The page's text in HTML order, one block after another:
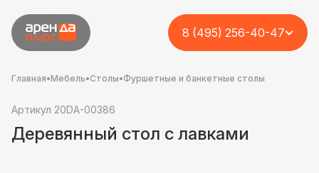
8 (495) 256-40-47
Главная•Мебель•Столы•Фуршетные и банкетные столы
Артикул 20DA-00386
Деревянный стол с лавками